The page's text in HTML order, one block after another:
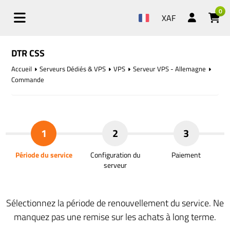
XAF
0
DTR CSS
Accueil Serveurs Dédiés & VPS VPS
Serveur VPS - Allemagne
Commande
1
Période du service
2
Configuration du
serveur
3
Paiement
Sélectionnez la période de renouvellement du service. Ne
manquez pas une remise sur les achats à long terme.